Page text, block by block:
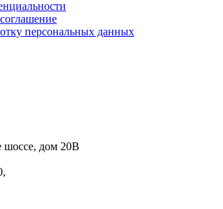
персональных данных
шоссе, дом 20В